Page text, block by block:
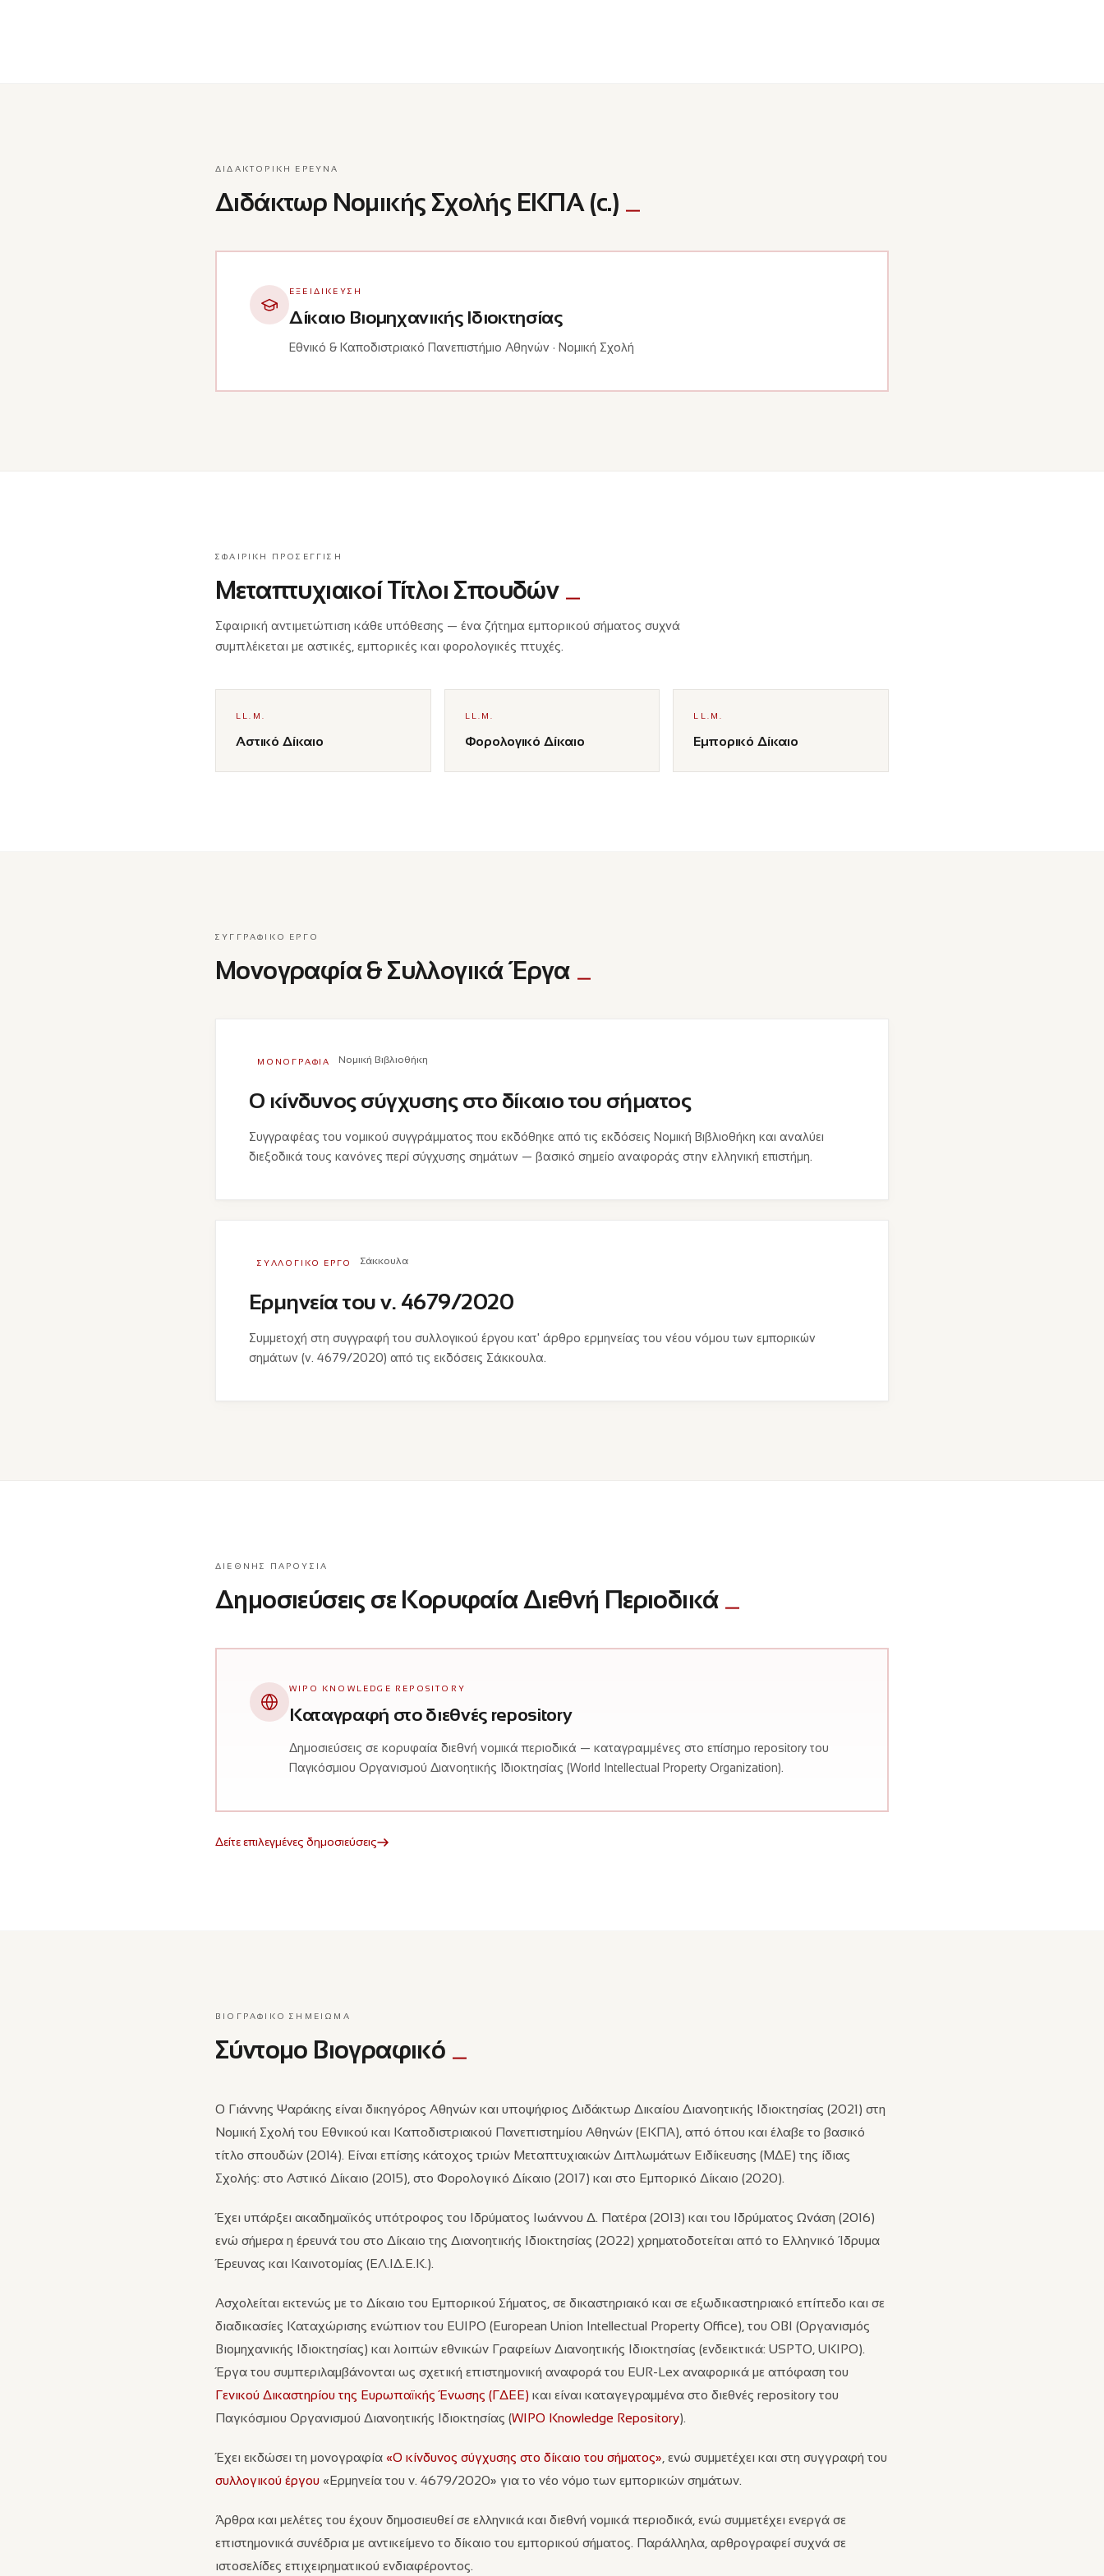
ΔΙΔΑΚΤΟΡΙΚΉ ΈΡΕΥΝΑ
Διδάκτωρ Νομικής Σχολής ΕΚΠΑ (c.)
ΕΞΕΙΔΊΚΕΥΣΗ
Δίκαιο Βιομηχανικής Ιδιοκτησίας
Εθνικό & Καποδιστριακό Πανεπιστήμιο Αθηνών · Νομική Σχολή
ΣΦΑΙΡΙΚΉ ΠΡΟΣΈΓΓΙΣΗ
Μεταπτυχιακοί Τίτλοι Σπουδών
Σφαιρική αντιμετώπιση κάθε υπόθεσης — ένα ζήτημα εμπορικού σήματος συχνά
συμπλέκεται με αστικές, εμπορικές και φορολογικές πτυχές.
LL.M.
Αστικό Δίκαιο
LL.M.
Φορολογικό Δίκαιο
LL.M.
Εμπορικό Δίκαιο
ΣΥΓΓΡΑΦΙΚΌ ΈΡΓΟ
Μονογραφία & Συλλογικά Έργα
ΜΟΝΟΓΡΑΦΊΑ Νομική Βιβλιοθήκη
Ο κίνδυνος σύγχυσης στο δίκαιο του σήματος
Συγγραφέας του νομικού συγγράμματος που εκδόθηκε από τις εκδόσεις Νομική Βιβλιοθήκη και αναλύει
διεξοδικά τους κανόνες περί σύγχυσης σημάτων — βασικό σημείο αναφοράς στην ελληνική επιστήμη.
ΣΥΛΛΟΓΙΚΌ ΈΡΓΟ Σάκκουλα
Ερμηνεία του ν. 4679/2020
Συμμετοχή στη συγγραφή του συλλογικού έργου κατ' άρθρο ερμηνείας του νέου νόμου των εμπορικών
σημάτων (ν. 4679/2020) από τις εκδόσεις Σάκκουλα.
ΔΙΕΘΝΉΣ ΠΑΡΟΥΣΊΑ
Δημοσιεύσεις σε Κορυφαία Διεθνή Περιοδικά
WIPO KNOWLEDGE REPOSITORY
Καταγραφή στο διεθνές repository
Δημοσιεύσεις σε κορυφαία διεθνή νομικά περιοδικά — καταγραμμένες στο επίσημο repository του
Παγκόσμιου Οργανισμού Διανοητικής Ιδιοκτησίας (World Intellectual Property Organization).
Δείτε επιλεγμένες δημοσιεύσεις
ΒΙΟΓΡΑΦΙΚΌ ΣΗΜΕΊΩΜΑ
Σύντομο Βιογραφικό
Ο Γιάννης Ψαράκης είναι δικηγόρος Αθηνών και υποψήφιος Διδάκτωρ Δικαίου Διανοητικής Ιδιοκτησίας (2021) στη
Νομική Σχολή του Εθνικού και Καποδιστριακού Πανεπιστημίου Αθηνών (ΕΚΠΑ), από όπου και έλαβε το βασικό
τίτλο σπουδών (2014). Είναι επίσης κάτοχος τριών Μεταπτυχιακών Διπλωμάτων Ειδίκευσης (ΜΔΕ) της ίδιας
Σχολής: στο Αστικό Δίκαιο (2015), στο Φορολογικό Δίκαιο (2017) και στο Εμπορικό Δίκαιο (2020).
Έχει υπάρξει ακαδημαϊκός υπότροφος του Ιδρύματος Ιωάννου Δ. Πατέρα (2013) και του Ιδρύματος Ωνάση (2016)
ενώ σήμερα η έρευνά του στο Δίκαιο της Διανοητικής Ιδιοκτησίας (2022) χρηματοδοτείται από το Ελληνικό Ίδρυμα
Έρευνας και Καινοτομίας (ΕΛ.ΙΔ.Ε.Κ.).
Ασχολείται εκτενώς με το Δίκαιο του Εμπορικού Σήματος, σε δικαστηριακό και σε εξωδικαστηριακό επίπεδο και σε
διαδικασίες Καταχώρισης ενώπιον του EUIPO (European Union Intellectual Property Office), του ΟΒΙ (Οργανισμός
Βιομηχανικής Ιδιοκτησίας) και λοιπών εθνικών Γραφείων Διανοητικής Ιδιοκτησίας (ενδεικτικά: USPTO, UKIPO).
Έργα του συμπεριλαμβάνονται ως σχετική επιστημονική αναφορά του EUR-Lex αναφορικά με απόφαση του
Γενικού Δικαστηρίου της Ευρωπαϊκής Ένωσης (ΓΔΕΕ) και είναι καταγεγραμμένα στο διεθνές repository του
Παγκόσμιου Οργανισμού Διανοητικής Ιδιοκτησίας (WIPO Knowledge Repository).
Έχει εκδώσει τη μονογραφία «Ο κίνδυνος σύγχυσης στο δίκαιο του σήματος» , ενώ συμμετέχει και στη συγγραφή του
συλλογικού έργου «Ερμηνεία του ν. 4679/2020» για το νέο νόμο των εμπορικών σημάτων.
Άρθρα και μελέτες του έχουν δημοσιευθεί σε ελληνικά και διεθνή νομικά περιοδικά, ενώ συμμετέχει ενεργά σε
επιστημονικά συνέδρια με αντικείμενο το δίκαιο του εμπορικού σήματος. Παράλληλα, αρθρογραφεί συχνά σε
ιστοσελίδες επιχειρηματικού ενδιαφέροντος.